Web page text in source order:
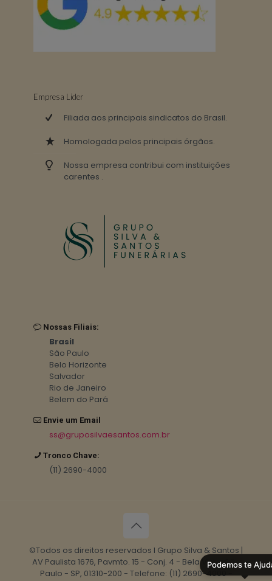
Empresa Lider
Filiada aos principais sindicatos do Brasil.
Homologada pelos principais órgãos.
Nossa empresa contribui com instituições
carentes .
Nossas Filiais:
Brasil
São Paulo
Belo Horizonte
Salvador
Rio de Janeiro
Belem do Pará
Envie um Email
ss@gruposilvaesantos.com.br
Tronco Chave:
(11) 2690-4000
©Todos os direitos reservados I Grupo Silva & Santos |
AV Paulista 1676, Pavmto. 15 - Conj. 4 - Bela Vista, São
Paulo - SP, 01310-200 - Telefone: (11) 2690-4000 -
Podemos te